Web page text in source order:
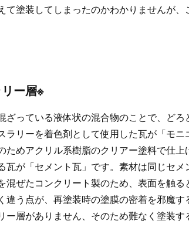
て塗装してしまったのかわかりませんが、
ー層※
ざっている液体状の混合物のことで、どろ
ラリーを着色剤として使用した瓦が「モニ
めアクリル系樹脂のクリアー塗料で仕上
が「セメント瓦」です。素材は同じセメ
ぜたコンクリート製のため、表面を触る
違う点が、再塗装時の塗膜の密着を邪魔す
ー層がありません、そのため難なく塗装す